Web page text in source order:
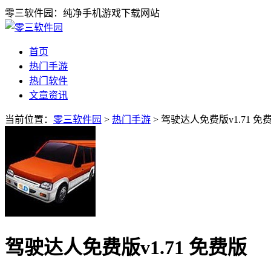
零三软件园：纯净手机游戏下载网站
首页
热门手游
热门软件
文章资讯
当前位置： 零三软件园 > 热门手游 > 驾驶达人免费版v1.71 免
驾驶达人免费版v1.71 免费版